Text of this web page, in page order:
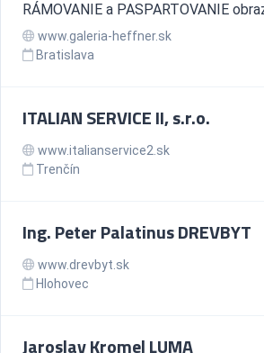
RÁMOVANIE a PASPARTOVANIE
www.galeria-heffner.sk
Bratislava
ITALIAN SERVICE II, s.r.o.
www.italianservice2.sk
Trenčín
Ing. Peter Palatinus DREVBYT
www.drevbyt.sk
Hlohovec
Jaroslav Kromel LUMA